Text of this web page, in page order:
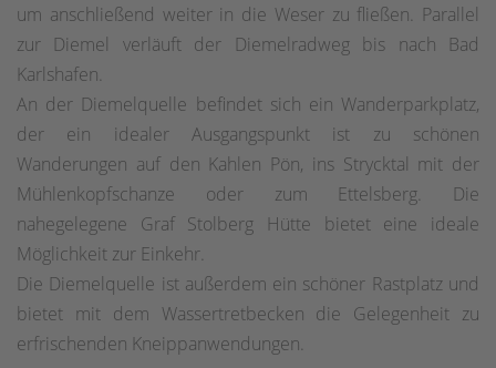
um anschließend weiter in die Weser zu fließen. Parallel
zur Diemel verläuft der Diemelradweg bis nach Bad
Karlshafen.
An der Diemelquelle befindet sich ein Wanderparkplatz,
der ein idealer Ausgangspunkt ist zu schönen
Wanderungen auf den Kahlen Pön, ins Strycktal mit der
Mühlenkopfschanze oder zum Ettelsberg. Die
nahegelegene Graf Stolberg Hütte bietet eine ideale
Möglichkeit zur Einkehr.
Die Diemelquelle ist außerdem ein schöner Rastplatz und
bietet mit dem Wassertretbecken die Gelegenheit zu
erfrischenden Kneippanwendungen.